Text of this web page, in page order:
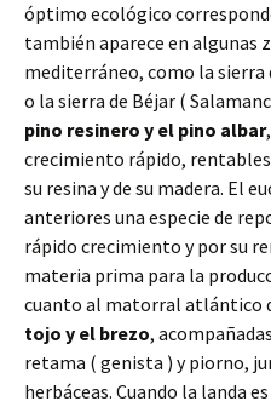
óptimo ecológico
también aparece en algunas
mediterráneo, como la sierra
o la sierra de Béjar (
pino resinero y el pino albar
crecimiento rápido,
su resina y de su madera. El
anteriores una especie de
rápido crecimiento y por su
materia prima para la
cuanto al matorral atlántico
tojo y el brezo,
retama ( genista ) y piorno,
herbáceas. Cuando la landa